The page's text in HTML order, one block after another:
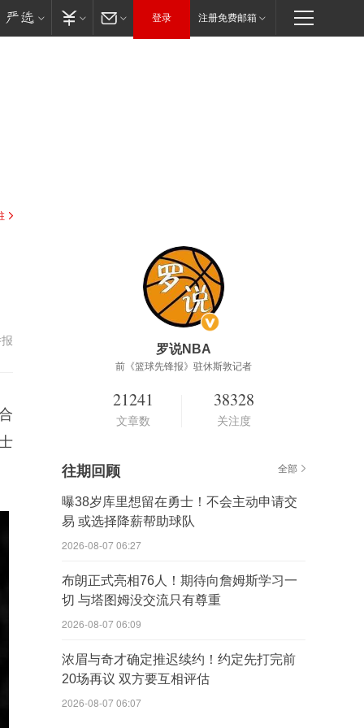
登录 注册免费邮箱
罗说NBA
前《篮球先锋报》驻休斯敦记者
21241
文章数
38328
关注度
往期回顾 全部
曝38岁库里想留在勇士！不会主动申请交
易 或选择降薪帮助球队
2026-08-07 06:27
布朗正式亮相76人！期待向詹姆斯学习一
切 与塔图姆没交流只有尊重
2026-08-07 06:09
浓眉与奇才确定推迟续约！约定先打完前
20场再议 双方要互相评估
2026-08-07 06:07